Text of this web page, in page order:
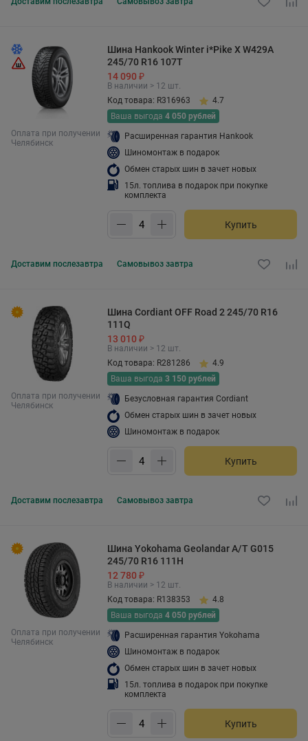
Оплата при получении
Челябинск
Шина Hankook Winter i*Pike X W429A
245/70 R16 107T
14 090 ₽
В наличии > 12 шт.
Код товара: R316963
4.7
Ваша выгода 4 050 рублей
Расширенная гарантия Hankook
Шиномонтаж в подарок
Обмен старых шин в зачет новых
15л. топлива в подарок при покупке
комплекта
Купить
Доставим послезавтра Самовывоз завтра
Оплата при получении
Челябинск
Шина Cordiant OFF Road 2 245/70 R16
111Q
13 010 ₽
В наличии > 12 шт.
Код товара: R281286
4.9
Ваша выгода 3 150 рублей
Безусловная гарантия Cordiant
Обмен старых шин в зачет новых
Шиномонтаж в подарок
Купить
Доставим послезавтра Самовывоз завтра
Оплата при получении
Челябинск
Шина Yokohama Geolandar A/T G015
245/70 R16 111H
12 780 ₽
В наличии > 12 шт.
Код товара: R138353
4.8
Ваша выгода 4 050 рублей
Расширенная гарантия Yokohama
Шиномонтаж в подарок
Обмен старых шин в зачет новых
15л. топлива в подарок при покупке
комплекта
Купить